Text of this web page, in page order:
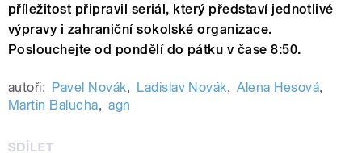
příležitost připravil seriál, který představí jednotlivé
výpravy i zahraniční sokolské organizace.
Poslouchejte od pondělí do pátku v čase 8:50.
autoři: Pavel Novák, Ladislav Novák, Alena Hesová,
Martin Balucha, agn